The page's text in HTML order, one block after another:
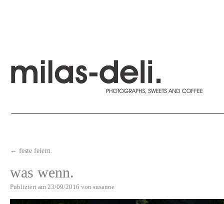
← feste feiern.
was wenn.
Publiziert am 23/09/2016 von susanne